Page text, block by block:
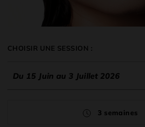
CHOISIR UNE SESSION :
Du 15 Juin au 3 Juillet 2026
3 semaines